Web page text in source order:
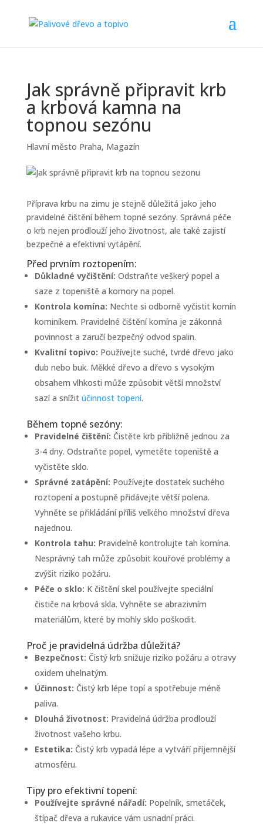
Jak správně připravit krb
a krbová kamna na
topnou sezónu
Hlavní město Praha, Magazín
Příprava krbu na zimu je stejně důležitá jako jeho
pravidelné čištění během topné sezóny. Správná péče
o krb nejen prodlouží jeho životnost, ale také zajistí
bezpečné a efektivní vytápění.
Před prvním roztopením:
Důkladné vyčištění: Odstraňte veškerý popel a
saze z topeniště a komory na popel.
Kontrola komína: Nechte si odborně vyčistit komín
kominíkem. Pravidelné čištění komína je zákonná
povinnost a zaručí bezpečný odvod spalin.
Kvalitní topivo: Používejte suché, tvrdé dřevo jako
dub nebo buk. Měkké dřevo a dřevo s vysokým
obsahem vlhkosti může způsobit větší množství
sazí a snížit účinnost topení.
Během topné sezóny:
Pravidelné čištění: Čistěte krb přibližně jednou za
3-4 dny. Odstraňte popel, vymetěte topeniště a
vyčistěte sklo.
Správné zatápění: Používejte dostatek suchého
roztopení a postupně přidávejte větší polena.
Vyhněte se přikládání příliš velkého množství dřeva
najednou.
Kontrola tahu: Pravidelně kontrolujte tah komína.
Nesprávný tah může způsobit kouřové problémy a
zvýšit riziko požáru.
Péče o sklo: K čištění skel používejte speciální
čističe na krbová skla. Vyhněte se abrazivním
materiálům, které by mohly sklo poškodit.
Proč je pravidelná údržba důležitá?
Bezpečnost: Čistý krb snižuje riziko požáru a otravy
oxidem uhelnatým.
Účinnost: Čistý krb lépe topí a spotřebuje méně
paliva.
Dlouhá životnost: Pravidelná údržba prodlouží
životnost vašeho krbu.
Estetika: Čistý krb vypadá lépe a vytváří příjemnější
atmosféru.
Tipy pro efektivní topení:
Používejte správné nářadí: Popelník, smetáček,
štípač dřeva a rukavice vám usnadní práci.